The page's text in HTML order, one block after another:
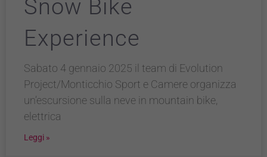
Snow Bike
Experience
Sabato 4 gennaio 2025 il team di Evolution
Project/Monticchio Sport e Camere organizza
un’escursione sulla neve in mountain bike,
elettrica
Leggi »